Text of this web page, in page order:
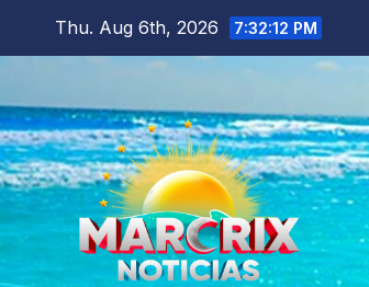
Thu. Aug 6th, 2026 7:32:13 PM